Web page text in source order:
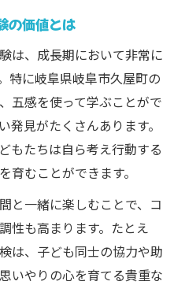
の価値とは
は、成長期において非常に
特に岐阜県岐阜市久屋町の
五感を使って学ぶことがで
発見がたくさんあります。
もたちは自ら考え行動する
育むことができます。
と一緒に楽しむことで、コ
性も高まります。たとえ
は、子ども同士の協力や助
いやりの心を育てる貴重な